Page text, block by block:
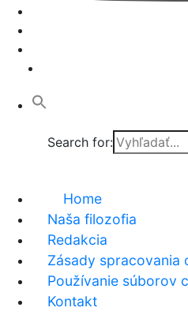
Search for:
Home
Naša filozofia
Redakcia
Zásady spracovania
Používanie súborov
Kontakt